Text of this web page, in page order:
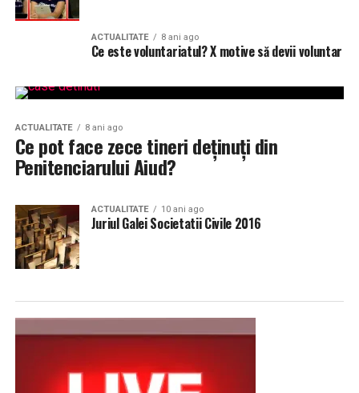
ACTUALITATE 8 ani ago
Ce este voluntariatul? X motive să devii voluntar
ACTUALITATE 8 ani ago
Ce pot face zece tineri deținuți din
Penitenciarului Aiud?
ACTUALITATE 10 ani ago
Juriul Galei Societatii Civile 2016